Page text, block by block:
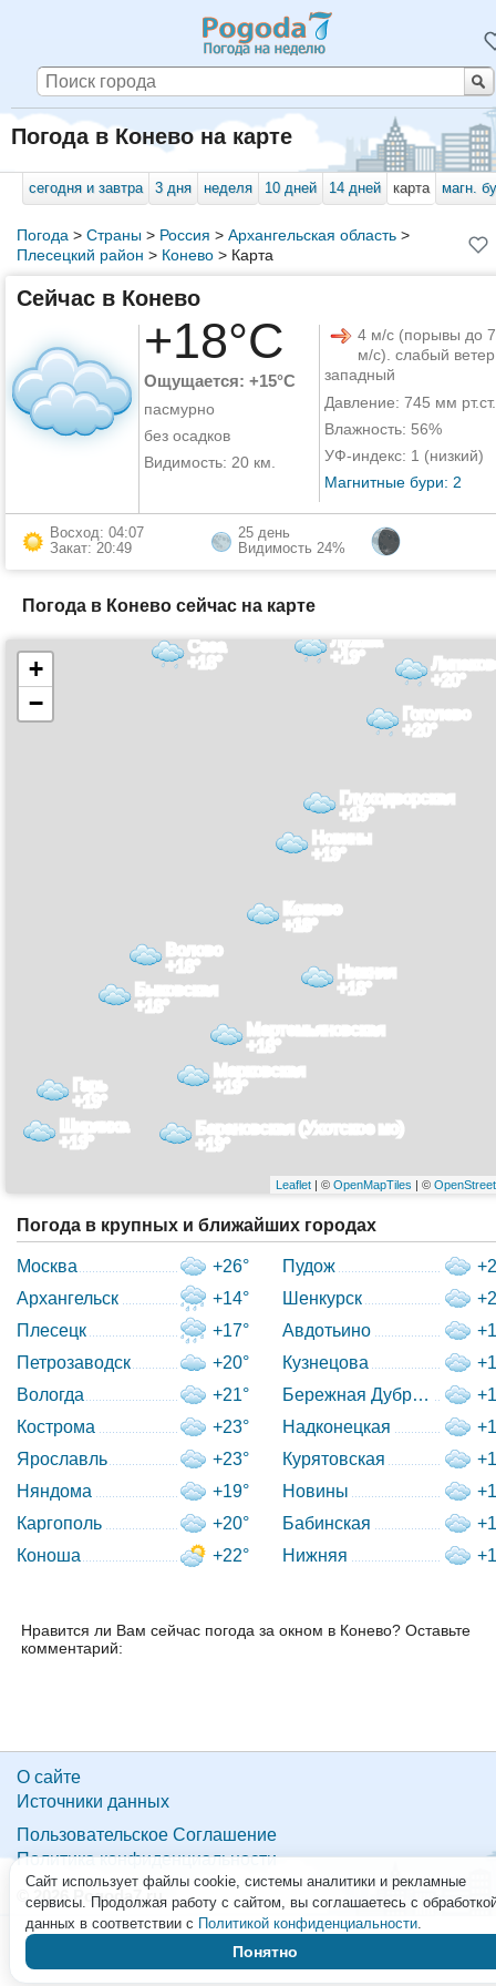
Погода в Конево на карте
сегодня и завтра 3 дня неделя 10 дней 14 дней карта магн.
Погода > Страны> Россия > Архангельская область>
Плесецкий район > Конево> Карта
Сейчас в Конево
+18°C
Ощущается: +15°C
пасмурно
без осадков
Видимость: 20 км.
4 м/с (порывы до 7
м/с). слабый
западный
Давление: 745 мм рт.ст.
Влажность: 56%
УФ-индекс: 1 (низкий)
Магнитные бури: 2
Восход: 04:07
Закат: 20:49
25 день
Видимость 24%
Погода в Конево сейчас на карте
Конево
+18°
Лужма
+19°
+20°
Сеза
+18°
Барановская (Ухотское мо)
+19°
Ширяиха
+19°
Гарь
+19°
Марковская
+19°
Мартемьяновская
+18°
Быковская
+18°
Нижняя
+18°
Волово
+18°
Новины
+19°
Глуходворская
+19°
Гоголево
+20°
+
−
Leaflet | ©OpenMapTiles | ©
Погода в крупных и ближайших городах
Москва
+26°
Архангельск
+14°
Плесецк
+17°
Петрозаводск
+20°
Вологда
+21°
Кострома
+23°
Ярославль
+23°
Няндома
+19°
Каргополь
+20°
Коноша
+22°
Пудож
Шенкурск
Авдотьино
Кузнецова
Бережная Дуброва
Надконецкая
Курятовская
Новины
Бабинская
Нижняя
Нравится ли Вам сейчас погода за окном в Конево? Оставьте
комментарий:
О сайте
Источники данных
Пользовательское Соглашение
Политика конфиденциальности
© 2026 Pogoda7.ru
Сайт использует файлы cookie, системы аналитики и рекламные
сервисы. Продолжая работу с сайтом, вы соглашаетесь с
данных в соответствии с Политикой конфиденциальности.
Понятно